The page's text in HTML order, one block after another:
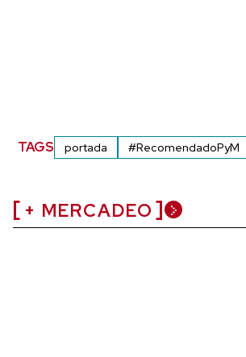
TAGS portada #RecomendadoPyM
+ MERCADEO